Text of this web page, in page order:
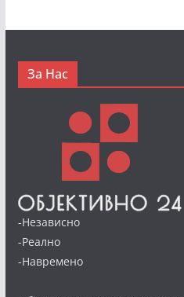
За Нас
-Независно
-Реално
-Навремено